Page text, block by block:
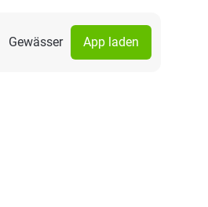
Gewässer App laden